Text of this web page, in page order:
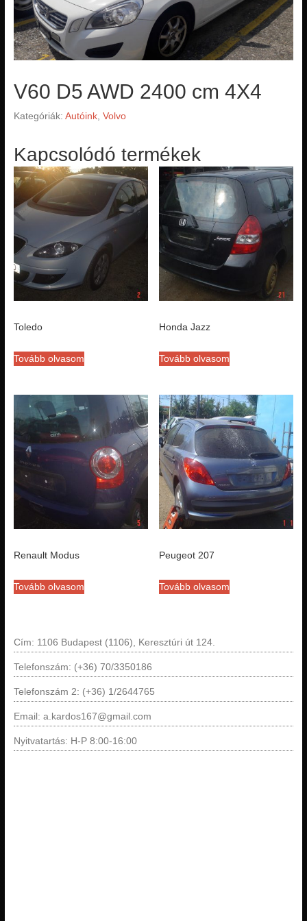
V60 D5 AWD 2400 cm 4X4
Kategóriák: Autóink, Volvo
Kapcsolódó termékek
Toledo
Tovább olvasom
Honda Jazz
Tovább olvasom
Renault Modus
Tovább olvasom
Peugeot 207
Tovább olvasom
Cím: 1106 Budapest (1106), Keresztúri út 124.
Telefonszám: (+36) 70/3350186
Telefonszám 2: (+36) 1/2644765
Email: a.kardos167@gmail.com
Nyitvatartás: H-P 8:00-16:00